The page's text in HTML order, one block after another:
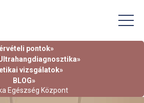
pontok»
vizsgálatok»
BLOG»
Egészség Központ